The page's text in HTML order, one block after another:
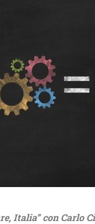
Italia” con Carlo